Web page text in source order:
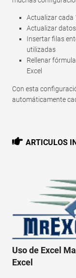
Actualizar cada
Actualizar
Insertar filas
utilizadas
Rellenar
Excel
Con esta
automáticamente
ARTICULOS
Uso de Excel
Excel